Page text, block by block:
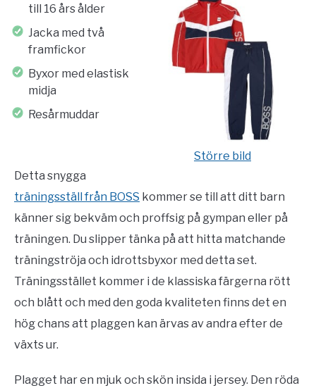
Större bild
till 16 års ålder
Jacka med två
framfickor
Byxor med elastisk
midja
Resårmuddar
Detta snygga
träningsställ från BOSS kommer se till att ditt barn
känner sig bekväm och proffsig på gympan eller på
träningen. Du slipper tänka på att hitta matchande
träningströja och idrottsbyxor med detta set.
Träningsstället kommer i de klassiska färgerna rött
och blått och med den goda kvaliteten finns det en
hög chans att plaggen kan ärvas av andra efter de
växts ur.
Plagget har en mjuk och skön insida i jersey. Den röda